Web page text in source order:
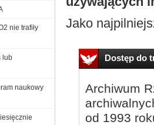
Jako
Dostęp do
Archiwum
od 1993
nie trafiły
lub
naukowy